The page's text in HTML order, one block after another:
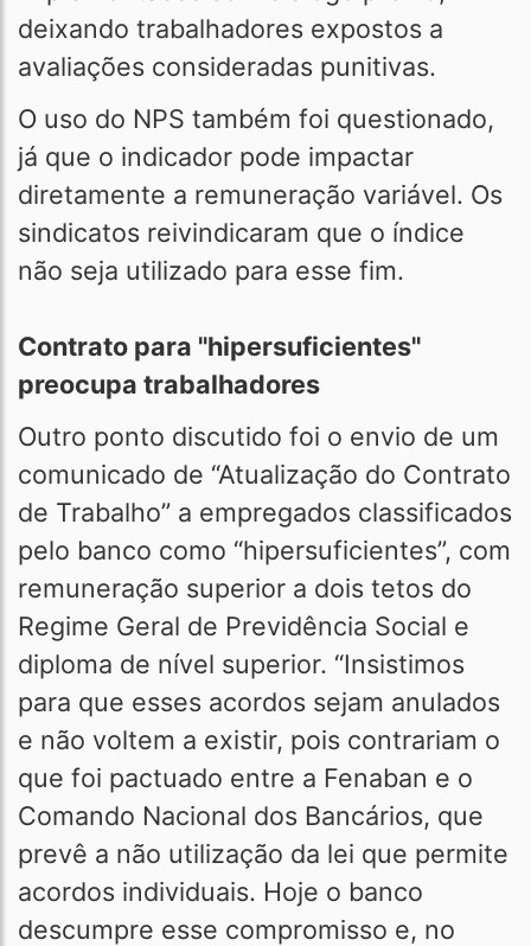
deixando trabalhadores expostos a
avaliações consideradas punitivas.
O uso do NPS também foi questionado,
já que o indicador pode impactar
diretamente a remuneração variável. Os
sindicatos reivindicaram que o índice
não seja utilizado para esse fim.
Contrato para "hipersuficientes"
preocupa trabalhadores
Outro ponto discutido foi o envio de um
comunicado de “Atualização do Contrato
de Trabalho” a empregados classificados
pelo banco como “hipersuficientes”, com
remuneração superior a dois tetos do
Regime Geral de Previdência Social e
diploma de nível superior. “Insistimos
para que esses acordos sejam anulados
e não voltem a existir, pois contrariam o
que foi pactuado entre a Fenaban e o
Comando Nacional dos Bancários, que
prevê a não utilização da lei que permite
acordos individuais. Hoje o banco
descumpre esse compromisso e, no